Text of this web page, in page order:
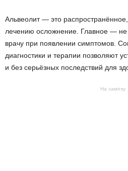
Альвеолит — это
лечению осложнение. Главное — не
врачу при появлении симптомов.
диагностики и терапии позволяют
и без серьёзных последствий для
На замітку